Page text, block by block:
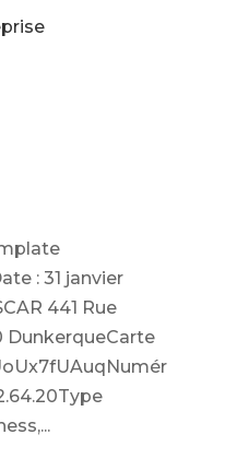
: 31 janvier
441 Rue
DunkerqueCarte